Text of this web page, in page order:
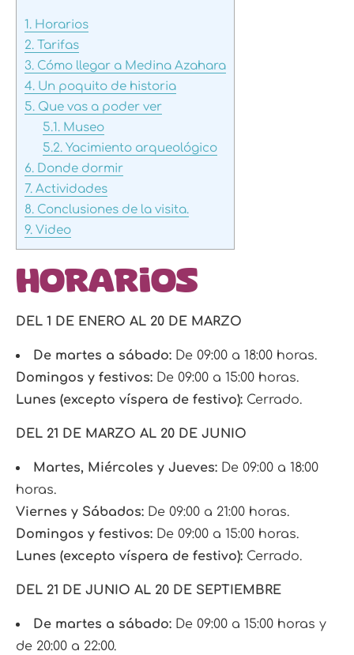
1. Horarios
2. Tarifas
3. Cómo llegar a Medina Azahara
4. Un poquito de historia
5. Que vas a poder ver
5.1.Museo
5.2.Yacimiento arqueológico
6. Donde dormir
7. Actividades
8. Conclusiones de la visita.
9. Video
Horarios
DEL 1 DE ENERO AL 20 DE MARZO
De martes a sábado: De 09:00 a 18:00 horas.
Domingos y festivos: De 09:00 a 15:00 horas.
Lunes (excepto víspera de festivo): Cerrado.
DEL 21 DE MARZO AL 20 DE JUNIO
Martes, Miércoles y Jueves: De 09:00 a 18:00
horas.
Viernes y Sábados: De 09:00 a 21:00 horas.
Domingos y festivos: De 09:00 a 15:00 horas.
Lunes (excepto víspera de festivo): Cerrado.
DEL 21 DE JUNIO AL 20 DE SEPTIEMBRE
De martes a sábado: De 09:00 a 15:00 horas y
de 20:00 a 22:00.